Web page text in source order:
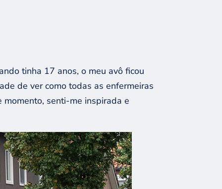
tinha 17 anos, o meu avô ficou
de ver como todas as enfermeiras
senti-me inspirada e